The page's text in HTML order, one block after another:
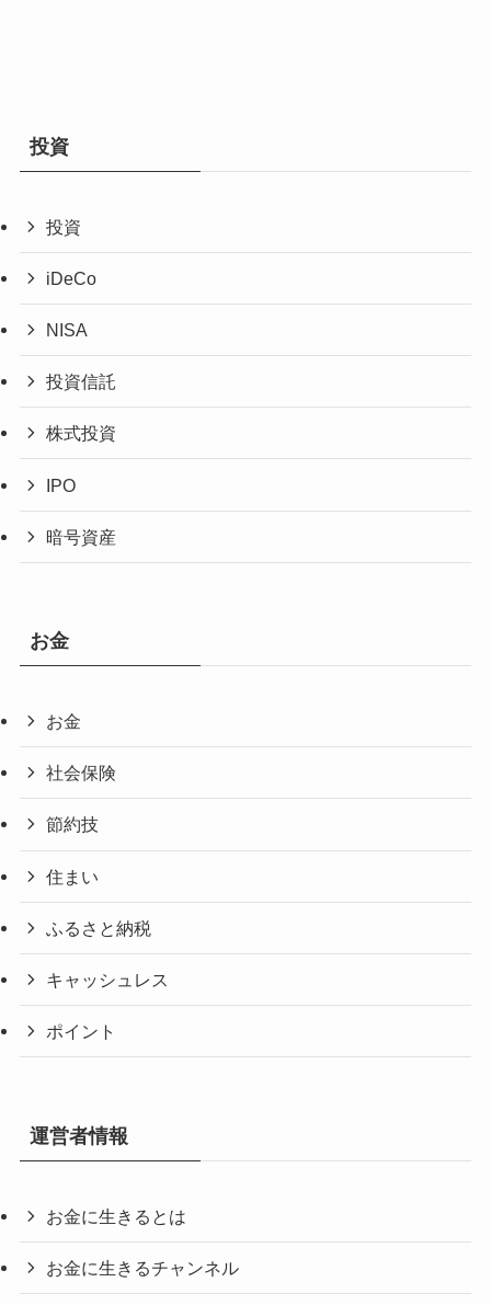
投資
投資
iDeCo
NISA
投資信託
株式投資
IPO
暗号資産
お金
お金
社会保険
節約技
住まい
ふるさと納税
キャッシュレス
ポイント
運営者情報
お金に生きるとは
お金に生きるチャンネル